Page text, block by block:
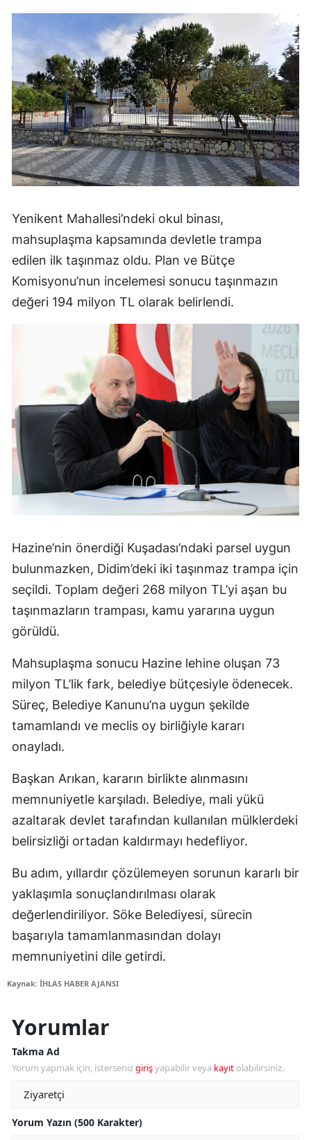
Yenikent Mahallesi’ndeki okul binası,
mahsuplaşma kapsamında devletle trampa
edilen ilk taşınmaz oldu. Plan ve Bütçe
Komisyonu’nun incelemesi sonucu taşınmazın
değeri 194 milyon TL olarak belirlendi.
Hazine’nin önerdiği Kuşadası’ndaki parsel uygun
bulunmazken, Didim’deki iki taşınmaz trampa için
seçildi. Toplam değeri 268 milyon TL’yi aşan bu
taşınmazların trampası, kamu yararına uygun
görüldü.
Mahsuplaşma sonucu Hazine lehine oluşan 73
milyon TL’lik fark, belediye bütçesiyle ödenecek.
Süreç, Belediye Kanunu’na uygun şekilde
tamamlandı ve meclis oy birliğiyle kararı
onayladı.
Başkan Arıkan, kararın birlikte alınmasını
memnuniyetle karşıladı. Belediye, mali yükü
azaltarak devlet tarafından kullanılan mülklerdeki
belirsizliği ortadan kaldırmayı hedefliyor.
Bu adım, yıllardır çözülemeyen sorunun kararlı bir
yaklaşımla sonuçlandırılması olarak
değerlendiriliyor. Söke Belediyesi, sürecin
başarıyla tamamlanmasından dolayı
memnuniyetini dile getirdi.
Kaynak: İHLAS HABER AJANSI
Yorumlar
Takma Ad
Yorum yapmak için, istersenizgirişyapabilir veya kayıt olabilirsiniz.
Yorum Yazın (500 Karakter)